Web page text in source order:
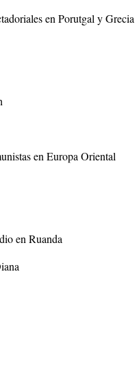
en Porutgal y Grecia
en Europa Oriental
en Ruanda